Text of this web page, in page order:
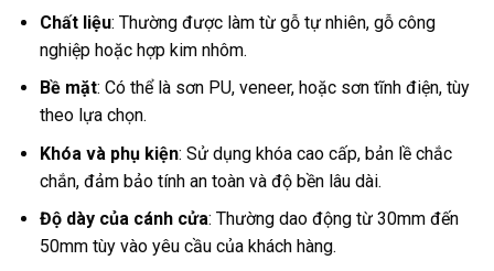
Chất liệu: Thường được làm từ gỗ tự nhiên, gỗ công
nghiệp hoặc hợp kim nhôm.
Bề mặt: Có thể là sơn PU, veneer, hoặc sơn tĩnh điện, tùy
theo lựa chọn.
Khóa và phụ kiện: Sử dụng khóa cao cấp, bản lề chắc
chắn, đảm bảo tính an toàn và độ bền lâu dài.
Độ dày của cánh cửa: Thường dao động từ 30mm đến
50mm tùy vào yêu cầu của khách hàng.